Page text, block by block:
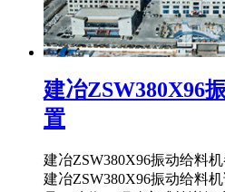
建冶ZSW380X96
置
建冶ZSW380X96振动给料
建冶ZSW380X96振动给料